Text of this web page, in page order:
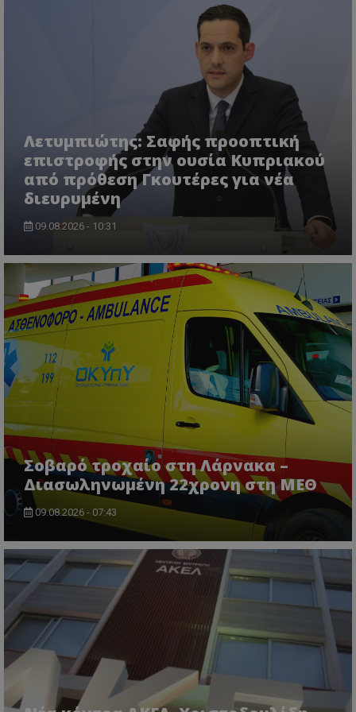
Λετυμπιώτης: Σαφής προοπτική
επιστροφής στην ουσία Κυπριακού
από πρόθεση Γκουτέρες για νέα
διευρυμένη
09.08.2026 - 10:31
Σοβαρό τροχαίο στη Λάρνακα –
Διασωληνωμένη 22χρονη στη ΜΕΘ
09.08.2026 - 07:43
.tiktok.com
CookieScriptConsent
CookieScript
www.tothemaonline.com
usprivacy